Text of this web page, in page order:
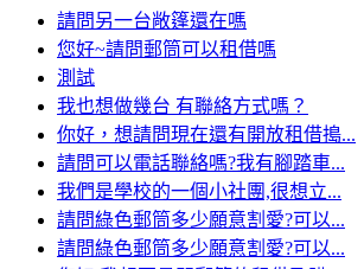
請問另一台敞篷還在嗎
您好~請問郵筒可以租借嗎
測試
我也想做幾台 有聯絡方式嗎？
你好，想請問現在還有開放租借搗...
請問可以電話聯絡嗎?我有腳踏車...
我們是學校的一個小社團,很想立...
請問綠色郵筒多少願意割愛?可以...
請問綠色郵筒多少願意割愛?可以...